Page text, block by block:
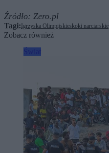
Źródło: Zero.pl
Tagi: Igrzyska Olimpijskieskoki narciarskie
Zobacz również